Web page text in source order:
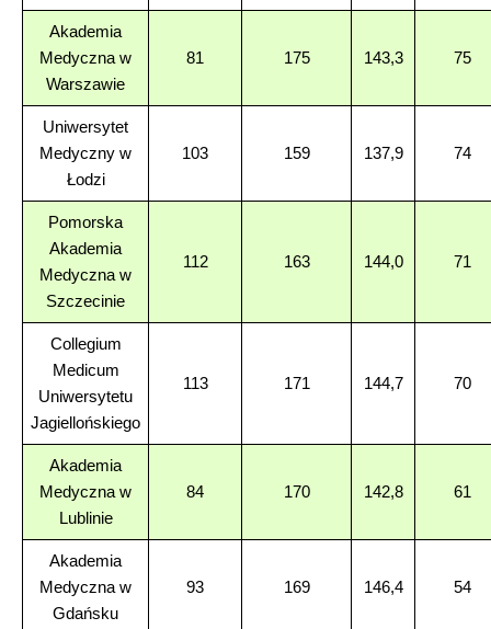
Akademia
Medyczna w
Warszawie
81 175 143,3 75
Uniwersytet
Medyczny w
Łodzi
103 159 137,9 74
Pomorska
Akademia
Medyczna w
Szczecinie
112 163 144,0 71
Collegium
Medicum
Uniwersytetu
Jagiellońskiego
113 171 144,7 70
Akademia
Medyczna w
Lublinie
84 170 142,8 61
Akademia
Medyczna w
Gdańsku
93 169 146,4 54